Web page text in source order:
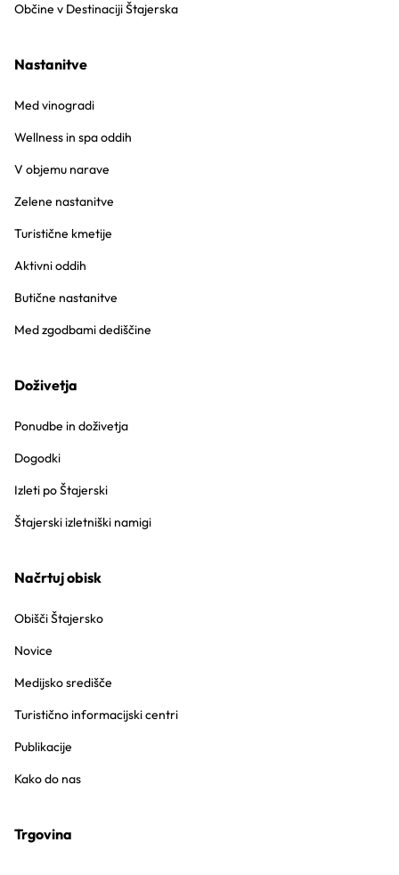
Občine v Destinaciji Štajerska
Nastanitve
Med vinogradi
Wellness in spa oddih
V objemu narave
Zelene nastanitve
Turistične kmetije
Aktivni oddih
Butične nastanitve
Med zgodbami dediščine
Doživetja
Ponudbe in doživetja
Dogodki
Izleti po Štajerski
Štajerski izletniški namigi
Načrtuj obisk
Obišči Štajersko
Novice
Medijsko središče
Turistično informacijski centri
Publikacije
Kako do nas
Trgovina